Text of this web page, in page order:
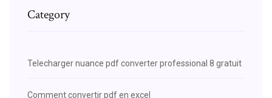
Category
Telecharger nuance pdf converter professional 8 gratuit
Comment convertir pdf en excel